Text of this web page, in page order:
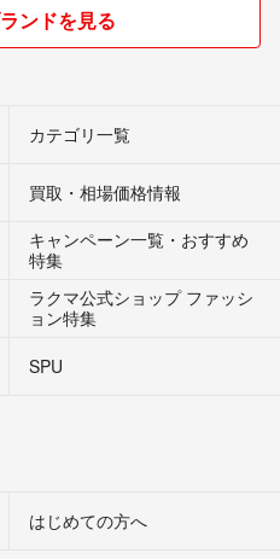
ンドを見る
カテゴリ一覧
買取・相場価格情報
キャンペーン一覧・おすすめ
特集
ラクマ公式ショップ ファッシ
ョン特集
SPU
はじめての方へ